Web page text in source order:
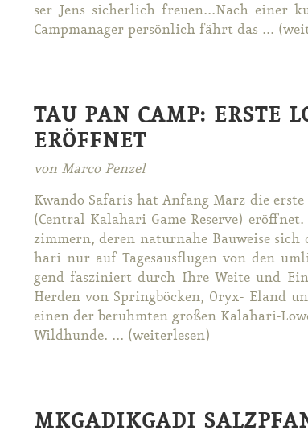
ser Jens si­cher­lich freu­en...​Nach ei­ner
Camp­ma­na­ger per­sön­lich fährt das ...
TAU PAN CAMP: ERSTE
ERÖFFNET
von Marco Penzel
Kwan­do Sa­fa­ris hat An­fang März die
(Cen­tral Ka­la­ha­ri Game Re­ser­ve)
zim­mern, de­ren na­tur­na­he Bau­wei­se
ha­ri nur auf Ta­ges­aus­flü­gen von den
gend fas­zi­niert durch Ih­re Wei­te und
Her­den von Spring­bö­cken, Oryx- Eland
ei­nen der be­rühm­ten gro­ßen Ka­la­ha­ri-
Wild­hun­de. ... (wei­ter­le­sen)
MKGADIKGADI